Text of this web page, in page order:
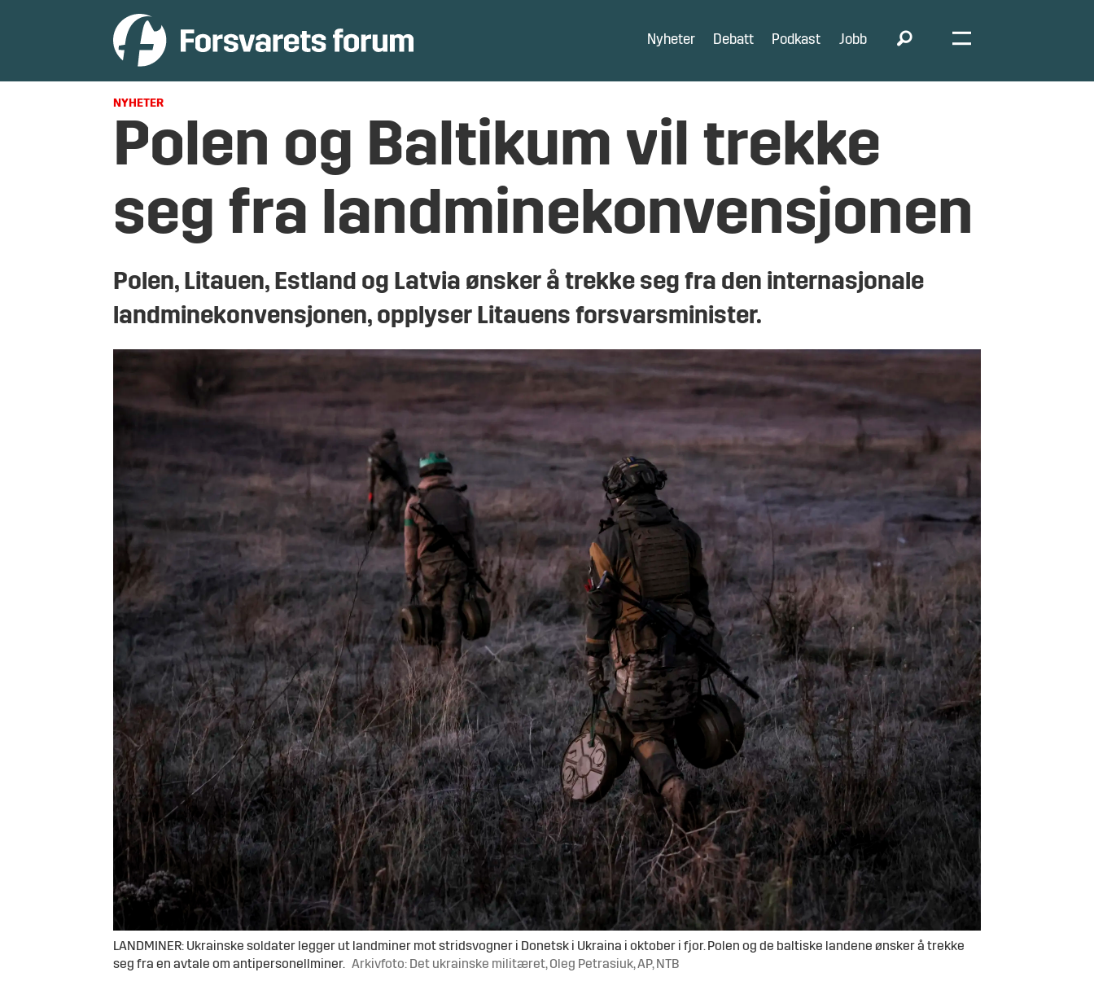
Nyheter Debatt Podkast Jobb
NYHETER
Polen og Baltikum vil trekke
seg fra landminekonvensjonen
Polen, Litauen, Estland og Latvia ønsker å trekke seg fra den internasjonale
landminekonvensjonen, opplyser Litauens forsvarsminister.
LANDMINER: Ukrainske soldater legger ut landminer mot stridsvogner i Donetsk i Ukraina i oktober i fjor. Polen og de baltiske landene ønsker å trekke
seg fra en avtale om antipersonellminer. Arkivfoto: Det ukrainske militæret, Oleg Petrasiuk, AP, NTB